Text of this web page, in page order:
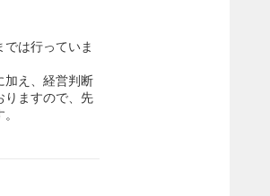
は行っていま
加え、経営判断
りますので、先